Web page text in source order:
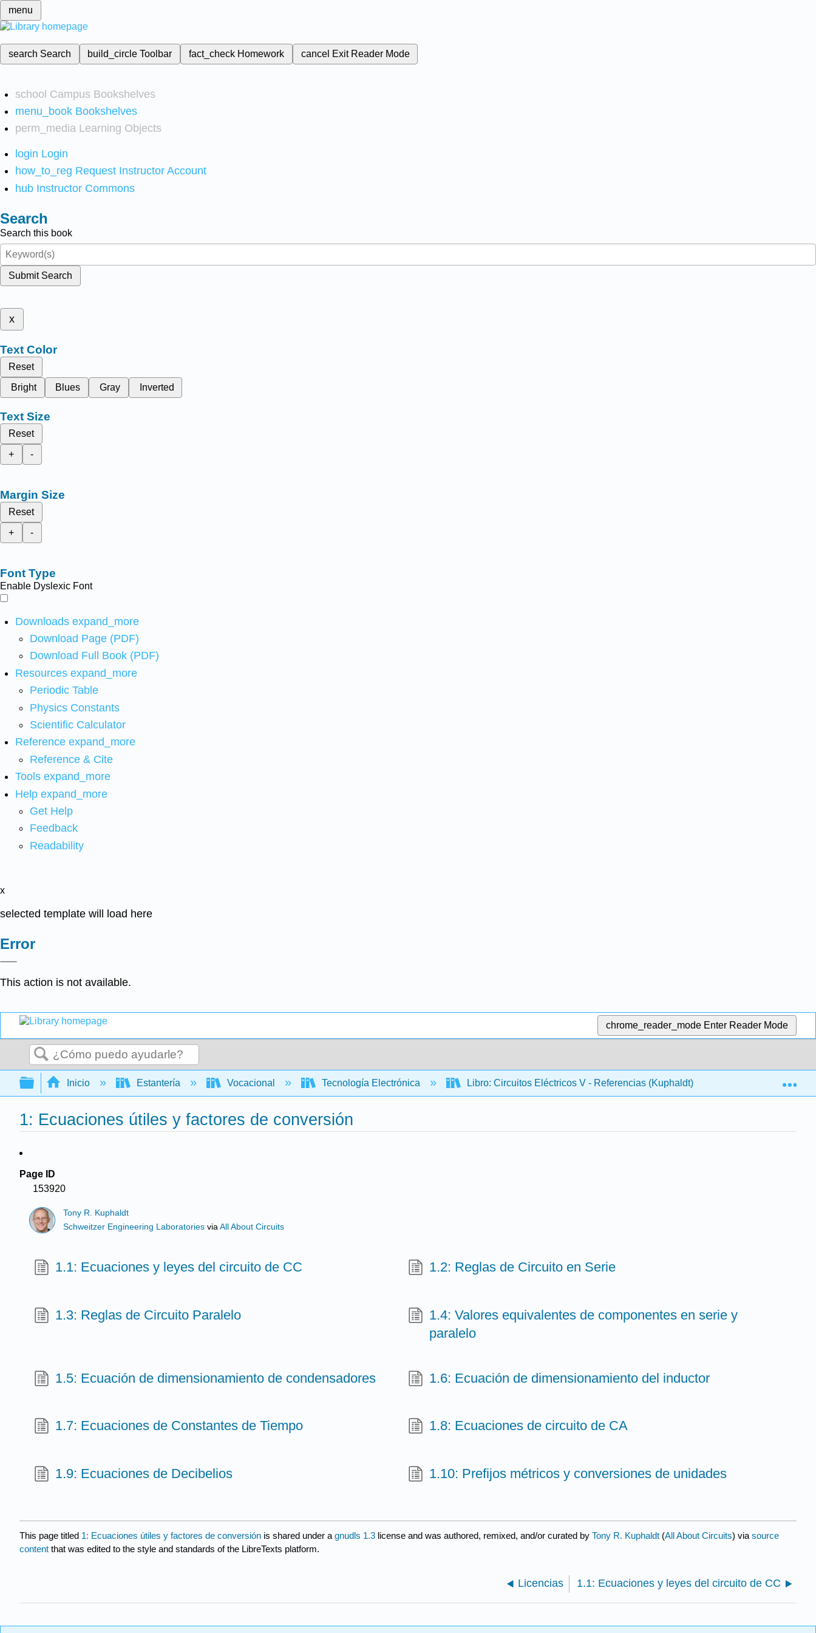
menu
search Search build_circleToolbar fact_check Homework cancel Exit Reader Mode
school Campus Bookshelves
menu_book Bookshelves
perm_media Learning Objects
login Login
how_to_reg Request Instructor Account
hub Instructor Commons
Search
Search this book
Submit Search
x
Text Color
Reset
Bright
Blues Gray Inverted
Text Size
Reset
+
-
Margin Size
Reset
+
-
Font Type
Enable Dyslexic Font
Downloads expand_more
Download Page (PDF)
Download Full Book (PDF)
Resources expand_more
Periodic Table
Physics Constants
Scientific Calculator
Reference expand_more
Reference & Cite
Tools expand_more
Help expand_more
Get Help
Feedback
Readability
x
selected template will load here
Error
This action is not available.
chrome_reader_mode Enter Reader Mode
Buscar
Expandir/contraer jerarquía global
Inicio Estantería Vocacional Tecnología Electrónica Libro: Circuitos Eléctricos V - Referencias (Kuphaldt) 1: Ecuaciones
1: Ecuaciones útiles y factores de conversión
Page ID
153920
Tony R. Kuphaldt
Schweitzer Engineering Laboratories viaAll About Circuits
1.1: Ecuaciones y leyes del circuito de CC 1.2: Reglas de Circuito en Serie
1.3: Reglas de Circuito Paralelo
1.4: Valores equivalentes de componentes en serie y
paralelo
1.5: Ecuación de dimensionamiento de condensadores 1.6: Ecuación de dimensionamiento del inductor
1.7: Ecuaciones de Constantes de Tiempo 1.8: Ecuaciones de circuito de CA
1.9: Ecuaciones de Decibelios 1.10: Prefijos métricos y conversiones de unidades
This page titled 1: Ecuaciones útiles y factores de conversión is shared under a gnudls 1.3 license and was authored, remixed, and/or curated by Tony R. Kuphaldt (All About Circuits) via source
content that was edited to the style and standards of the LibreTexts platform.
Licencias 1.1: Ecuaciones y leyes del circuito de CC